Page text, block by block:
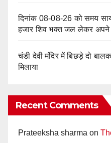
दिनांक 08-08-26 को समय
हजार शिव भक्त जल लेकर
चंडी देवी मंदिर में बिछड़े दो
मिलाया
Recent Comments
Prateeksha sharma on